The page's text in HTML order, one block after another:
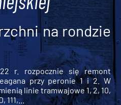
na rondzie
r. rozpocznie się remont
przy peronie 1 i 2. W
linie tramwajowe 1, 2, 10,